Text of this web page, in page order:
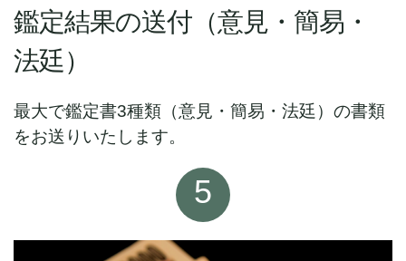
鑑定結果の送付（意見・簡易・
法廷）
最大で鑑定書3種類（意見・簡易・法廷）の書類
をお送りいたします。
5